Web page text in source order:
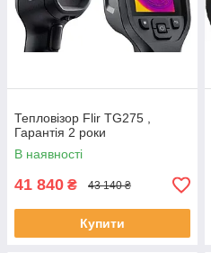
Тепловізор Flir TG275 ,
Гарантія 2 роки
В наявності
41 840 ₴ 43 140 ₴
Купити